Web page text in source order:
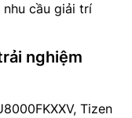
cầu giải trí
nghiệm
Tizen